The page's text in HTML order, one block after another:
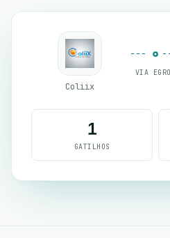
Coliix
VIA
1
GATILHOS